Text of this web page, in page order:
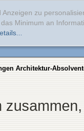
zu
Minimum an
Architektur-
zusammen,